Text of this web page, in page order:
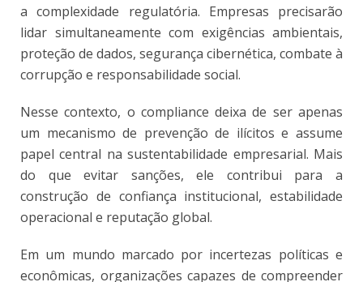
a complexidade regulatória. Empresas precisarão
lidar simultaneamente com exigências ambientais,
proteção de dados, segurança cibernética, combate à
corrupção e responsabilidade social.
Nesse contexto, o compliance deixa de ser apenas
um mecanismo de prevenção de ilícitos e assume
papel central na sustentabilidade empresarial. Mais
do que evitar sanções, ele contribui para a
construção de confiança institucional, estabilidade
operacional e reputação global.
Em um mundo marcado por incertezas políticas e
econômicas, organizações capazes de compreender